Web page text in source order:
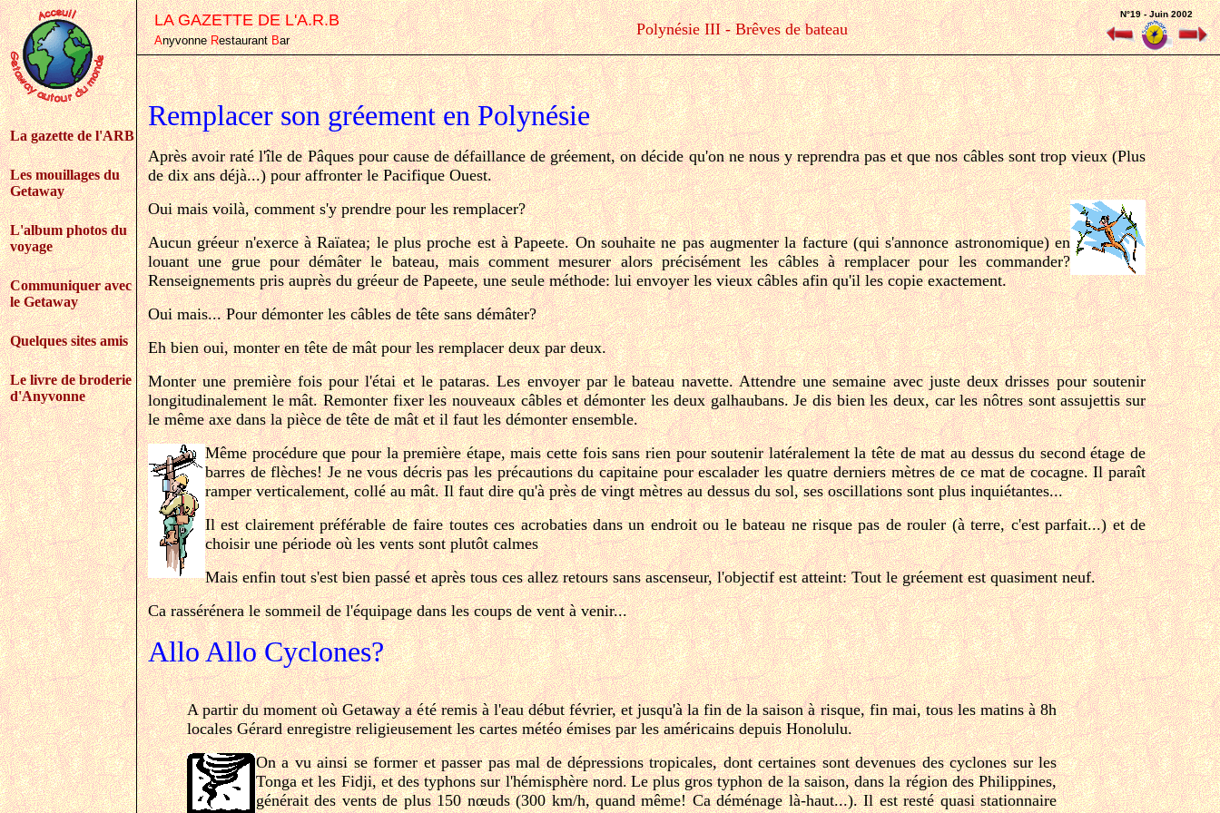
La gazette de l'ARB
Les mouillages du
Getaway
L'album photos du
voyage
Communiquer avec
le Getaway
Quelques sites amis
Le livre de broderie
d'Anyvonne
LA GAZETTE DE L'A.R.B
AnyvonneRestaurantBar
Polynésie III - Brêves de bateau
N°19 - Juin 2002
Remplacer son gréementen Polynésie
Après avoir raté l'île de Pâques pour cause de défaillance de gréement, on décide qu'on ne nous y reprendra pas et que nos câbles sont trop vieux (Plus
de dix ans déjà...) pour affronter le Pacifique Ouest.
Oui mais voilà, comment s'y prendre pour les remplacer?
Aucun gréeur n'exerce à Raïatea; le plus proche est à Papeete. On souhaite ne pas augmenter la facture (qui s'annonce astronomique) en
louant une grue pour démâter le bateau, mais comment mesurer alors précisément les câbles à remplacer pour les commander?
Renseignements pris auprès du gréeur de Papeete, une seule méthode: lui envoyer les vieux câbles afin qu'il les copie exactement.
Oui mais... Pour démonter les câbles de tête sans démâter?
Eh bien oui, monter en tête de mât pour les remplacer deux par deux.
Monter une première fois pour l'étai et le pataras. Les envoyer par le bateau navette. Attendre une semaine avec juste deux drisses pour soutenir
longitudinalement le mât. Remonter fixer les nouveaux câbles et démonter les deux galhaubans. Je dis bien les deux, car les nôtres sont assujettis sur
le même axe dans la pièce de tête de mât et il faut les démonter ensemble.
Même procédure que pour la première étape, mais cette fois sans rien pour soutenir latéralement la tête de mat au dessus du second étage de
barres de flèches! Je ne vous décris pas les précautions du capitaine pour escalader les quatre derniers mètres de ce mat de cocagne. Il paraît
ramper verticalement, collé au mât. Il faut dire qu'à près de vingt mètres au dessus du sol, ses oscillations sont plus inquiétantes...
Il est clairement préférable de faire toutes ces acrobaties dans un endroit ou le bateau ne risque pas de rouler (à terre, c'est parfait...) et de
choisir une période où les vents sont plutôt calmes
Mais enfin tout s'est bien passé et après tous ces allez retours sans ascenseur, l'objectif est atteint: Tout le gréement est quasiment neuf.
Ca rassérénera le sommeil de l'équipage dans les coups de vent à venir...
Allo Allo Cyclones?
A partir du moment où Getaway a été remis à l'eau début février, et jusqu'à la fin de la saison à risque, fin mai, tous les matins à 8h
locales Gérard enregistre religieusement les cartes météo émises par les américains depuis Honolulu.
On a vu ainsi se former et passer pas mal de dépressions tropicales, dont certaines sontdevenues des cyclones sur les
Tonga et les Fidji, et des typhons sur l'hémisphère nord. Le plus gros typhon de la saison, dans la région des Philippines,
générait des vents de plus 150 nœuds (300 km/h, quand même! Ca déménage là-haut...). Il est resté quasi stationnaire